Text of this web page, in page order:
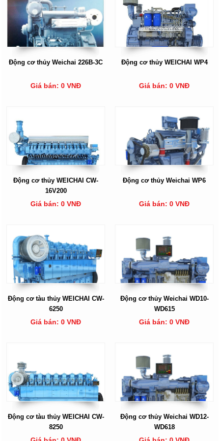
Động cơ thủy Weichai 226B-3C
Giá bán: 0 VNĐ
Động cơ thủy WEICHAI WP4
Giá bán: 0 VNĐ
Động cơ thủy WEICHAI CW-
16V200
Giá bán: 0 VNĐ
Động cơ thủy Weichai WP6
Giá bán: 0 VNĐ
Động cơ tàu thủy WEICHAI CW-
6250
Giá bán: 0 VNĐ
Động cơ thủy Weichai WD10-
WD615
Giá bán: 0 VNĐ
Động cơ tàu thủy WEICHAI CW-
8250
Động cơ thủy Weichai WD12-
WD618